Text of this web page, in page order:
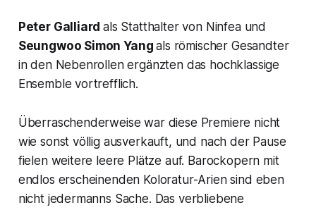
Peter Galliardals Statthalter von Ninfea und
Seungwoo Simon Yangals römischer Gesandter
in den Nebenrollen ergänzten das hochklassige
Ensemble vortrefflich.
Überraschenderweise war diese Premiere nicht
wie sonst völlig ausverkauft, und nach der Pause
fielen weitere leere Plätze auf. Barockopern mit
endlos erscheinenden Koloratur-Arien sind eben
nicht jedermanns Sache. Das verbliebene